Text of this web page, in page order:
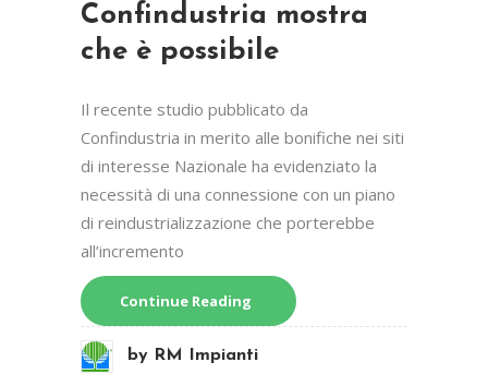
Confindustria mostra
che è possibile
Il recente studio pubblicato da
Confindustria in merito alle bonifiche nei siti
di interesse Nazionale ha evidenziato la
necessità di una connessione con un piano
di reindustrializzazione che porterebbe
all’incremento
Continue Reading
by RM Impianti